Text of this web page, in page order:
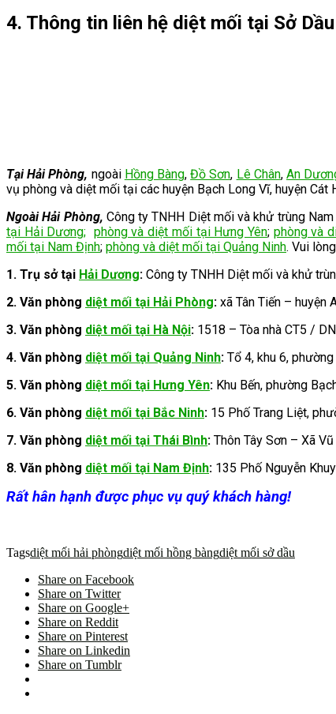
4. Thông tin liên hệ diệt mối tại Sở Dầu
Tại Hải Phòng, ngoài Hồng Bàng,Đồ Sơn, Lê Chân, An
vụ phòng và diệt mối tại các huyện Bạch Long Vĩ, huyện Cát
Ngoài Hải Phòng, Công ty TNHH Diệt mối và khử trùng
tại Hải Dương; phòng và diệt mối tại Hưng Yên; phòng và
mối tại Nam Định; phòng và diệt mối tại Quảng Ninh. Vui
1. Trụ sở tại Hải Dương: Công ty TNHH Diệt mối và khử
2. Văn phòng diệt mối tại Hải Phòng: xã Tân Tiến – huyện
3. Văn phòng diệt mối tại Hà Nội: 1518 – Tòa nhà CT5 /
4. Văn phòng diệt mối tại Quảng Ninh: Tổ 4, khu 6,
5. Văn phòng diệt mối tại Hưng Yên: Khu Bến, phường
6. Văn phòng diệt mối tại Bắc Ninh: 15 Phố Trang Liệt,
7. Văn phòng diệt mối tại Thái Bình: Thôn Tây Sơn – Xã
8. Văn phòng diệt mối tại Nam Định: 135 Phố Nguyễn
Rất hân hạnh được phục vụ quý khách hàng!
Tagsdiệt mối hải phòngdiệt mối hồng bàngdiệt mối sở dầu
Share on Facebook
Share on Twitter
Share on Google+
Share on Reddit
Share on Pinterest
Share on Linkedin
Share on Tumblr